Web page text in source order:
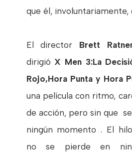
que él, involuntariamente,
El director Brett
dirigió X Men 3:La
Rojo,Hora Punta y Hora
una película con ritmo,
de acción, pero sin que
ningún momento . El
no se pierde en